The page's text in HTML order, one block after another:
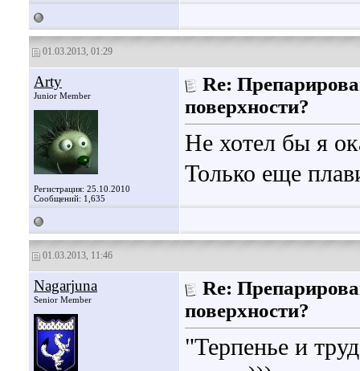
01.03.2013, 01:29
Arty
Junior Member
Регистрация: 25.10.2010
Сообщений: 1,635
Re:
поверхности?
Не хотел бы я
Только еще
01.03.2013, 11:46
Nagarjuna
Senior Member
Re:
поверхности?
"Терпенье и